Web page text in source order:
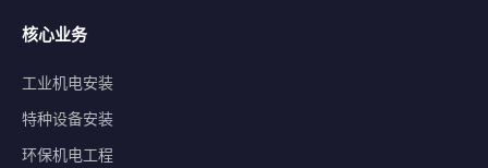
核心业务
工业机电安装
特种设备安装
环保机电工程